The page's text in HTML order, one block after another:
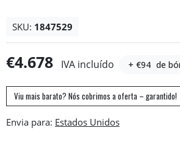
SKU: 1847529
€4.678 IVA incluído + €94 de
Viu mais barato? Nós cobrimos a oferta – garantido!
Envia para: